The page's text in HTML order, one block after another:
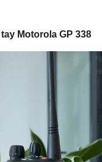
Motorola GP 338